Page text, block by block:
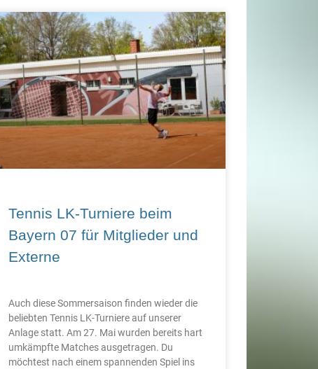
Tennis LK-Turniere beim
Bayern 07 für Mitglieder und
Externe
Auch diese Sommersaison finden wieder die
beliebten Tennis LK-Turniere auf unserer
Anlage statt. Am 27. Mai wurden bereits hart
umkämpfte Matches ausgetragen. Du
möchtest nach einem spannenden Spiel ins